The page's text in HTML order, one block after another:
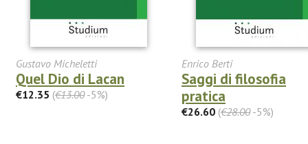
Gustavo Micheletti
Quel Dio di Lacan
€12.35 (€13.00-5%)
Enrico Berti
Saggi di filosofia
pratica
€26.60 (€28.00-5%)